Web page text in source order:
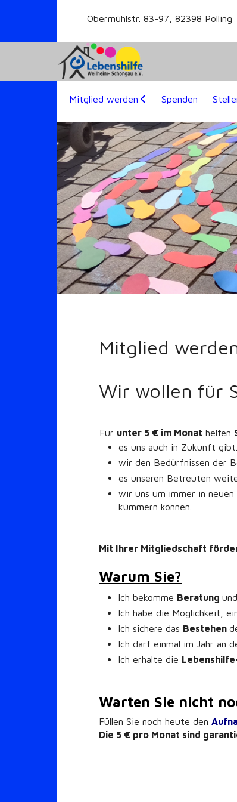
Obermühlstr. 83-97, 82398 Polling
Mitglied werden Spenden
Mitglied
Wir wollen für
Für unter 5 € im Monat helfen
es uns auch in Zukunft gibt.
wir den Bedürfnissen der
es unseren Betreuten
wir uns um immer in
kümmern können.
Mit Ihrer Mitgliedschaft
Warum Sie?
Ich bekomme Beratung und
Ich habe die Möglichkeit,
Ich sichere das Bestehen
Ich darf einmal im Jahr an
Ich erhalte die
Warten Sie nicht
Füllen Sie noch heute den
Die 5 € pro Monat sind